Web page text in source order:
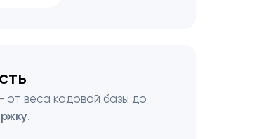
веса кодовой базы до
.